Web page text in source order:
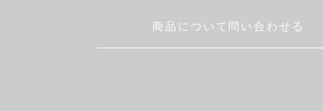
Fatima Morocco商品について問い合わせる